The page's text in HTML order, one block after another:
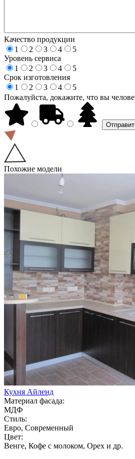
Качество продукции
1
2 3 4
5
Уровень сервиса
1
2 3 4
5
Срок изготовления
1
2 3 4
5
Пожалуйста, докажите, что вы
Похожие модели
Кухня Айленд
Материал фасада:
МДФ
Стиль:
Евро, Современный
Цвет:
Венге, Кофе с молоком, Орех и др.